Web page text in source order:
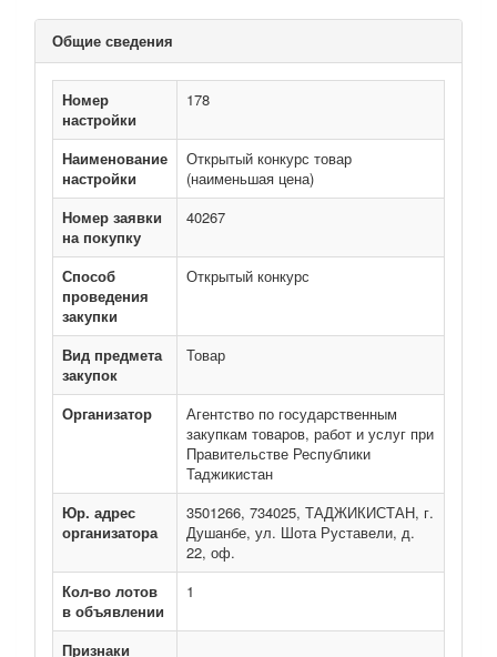
Общие сведения
Номер
настройки
178
Наименование
настройки
Открытый конкурс товар
(наименьшая цена)
Номер заявки
на покупку
40267
Способ
проведения
закупки
Открытый конкурс
Вид предмета
закупок
Товар
Организатор
Агентство по государственным
закупкам товаров, работ и услуг при
Правительстве Республики
Таджикистан
Юр. адрес
организатора
3501266, 734025, ТАДЖИКИСТАН, г.
Душанбе, ул. Шота Руставели, д.
22, оф.
Кол-во лотов
в объявлении
1
Признаки